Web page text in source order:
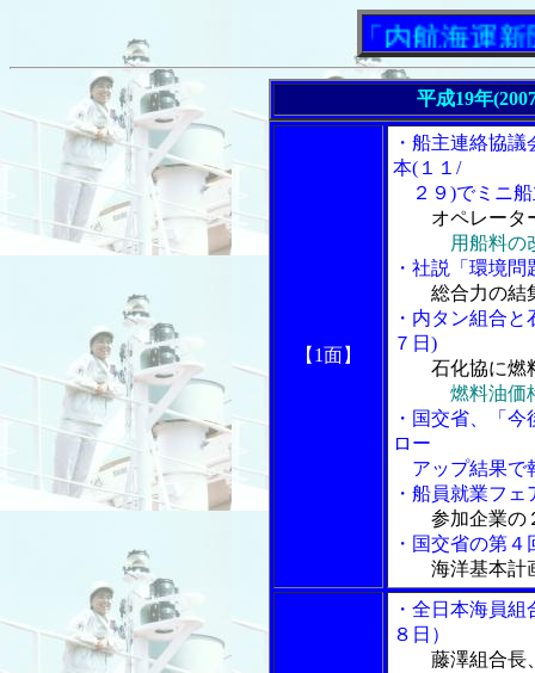
「内航海運新聞」
平成19年
【1面】
・船主連絡協
本(１１/
２９)でミニ船
オペレータ
用船料の
・社説「環境
総合力の結
・内タン組合
７日)
石化協に燃
燃料油価
・国交省、「
ロー
アップ結果で
・船員就業フ
参加企業の
・国交省の第
海洋基本計
・全日本海員
８日）
藤澤組合長